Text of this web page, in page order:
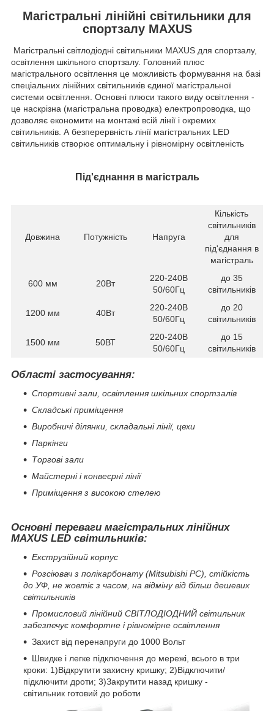
Магістральні лінійні світильники для
спортзалу MAXUS
Магістральні світлодіодні світильники MAXUS для спортзалу,
освітлення шкільного спортзалу. Головний плюс
магістрального освітлення це можливість формування на базі
спеціальних лінійних світильників єдиної магістральної
системи освітлення. Основні плюси такого виду освітлення -
це наскрізна (магістральна проводка) електропроводка, що
дозволяє економити на монтажі всій лінії і окремих
світильників. А безперервність лінії магістральних LED
світильників створює оптимальну і рівномірну освітленість
Під'єднання в магістраль
Довжина Потужність Напруга
Кількість
світильників
для
під'єднання в
магістраль
600 мм 20Вт
220-240В
50/60Гц
до 35
світильників
1200 мм 40Вт
220-240В
50/60Гц
до 20
світильників
1500 мм 50ВТ
220-240В
50/60Гц
до 15
світильників
Області застосування:
Спортивні зали, освітлення шкільних спортзалів
Складські приміщення
Виробничі ділянки, складальні лінії, цехи
Паркінги
Торгові зали
Майстерні і конвеєрні лінії
Приміщення з високою стелею
Основні переваги магістральних лінійних
MAXUS LED світильників:
Екструзійний корпус
Розсіювач з полікарбонату (Mitsubishi PC), стійкість
до УФ, не жовтіє з часом, на відміну від більш дешевих
світильників
Промисловий лінійний СВІТЛОДІОДНИЙ світильник
забезпечує комфортне і рівномірне освітлення
Захист від перенапруги до 1000 Вольт
Швидке і легке підключення до мережі, всього в три
кроки: 1)Відкрутити захисну кришку; 2)Відключити/
підключити дроти; 3)Закрутити назад кришку -
світильник готовий до роботи